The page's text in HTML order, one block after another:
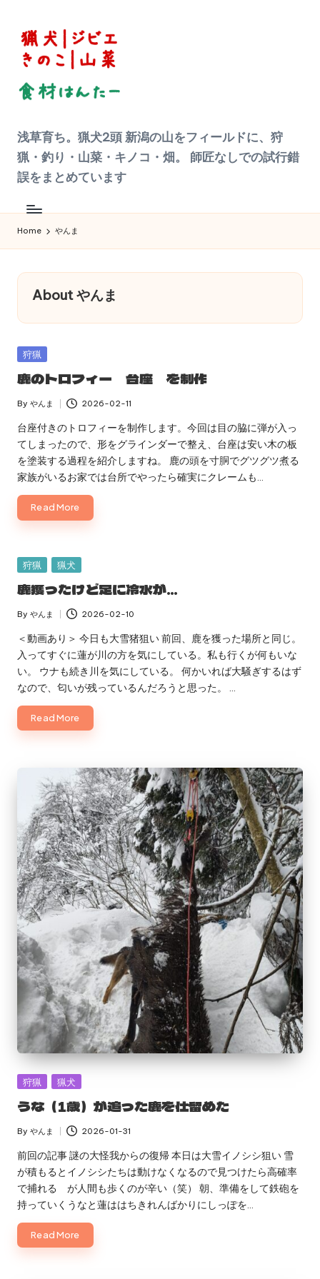
content
狩
猟
|
ジ
ビ
エ
理
食
材
ハ
ン
ー
へ
浅草育ち。猟犬2頭 新潟の山をフィールドに、狩
猟・釣り・山菜・キノコ・畑。 師匠なしでの試行錯
誤をまとめています
Home やんま
About やんま
Posted
狩猟
鹿のトロフィー 台座 を制作
Posted
by
By やんま 2026-02-11
台座付きのトロフィーを制作します。今回は目の脇に弾が入っ
てしまったので、形をグラインダーで整え、台座は安い木の板
を塗装する過程を紹介しますね。 鹿の頭を寸胴でグツグツ煮る
家族がいるお家では台所でやったら確実にクレームも…
Read More
Posted
狩猟 猟犬
鹿獲ったけど足に冷水が…
Posted
by
By やんま 2026-02-10
＜動画あり＞ 今日も大雪猪狙い 前回、鹿を獲った場所と同じ。
入ってすぐに蓮が川の方を気にしている。私も行くが何もいな
い。 ウナも続き川を気にしている。 何かいれば大騒ぎするはず
なので、匂いが残っているんだろうと思った。 …
Read More
Posted
狩猟 猟犬
うな（1歳）が追った鹿を仕留めた
Posted
by
By やんま 2026-01-31
前回の記事 謎の大怪我からの復帰 本日は大雪イノシシ狙い 雪
が積もるとイノシシたちは動けなくなるので見つけたら高確率
で捕れる が人間も歩くのが辛い（笑） 朝、準備をして鉄砲を
持っていくうなと蓮ははちきれんばかりにしっぽを…
Read More